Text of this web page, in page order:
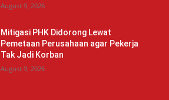
August 9, 2026
Mitigasi PHK Didorong Lewat
Pemetaan Perusahaan agar Pekerja
Tak Jadi Korban
August 9, 2026